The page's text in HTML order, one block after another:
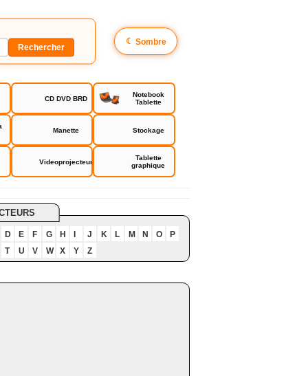
☾ Sombre
CD DVD BRD
Notebook
Tablette
Manette Stockage
Videoprojecteur
Tablette
graphique
D E F G H J K L M N O
P
T
U V W X Y Z